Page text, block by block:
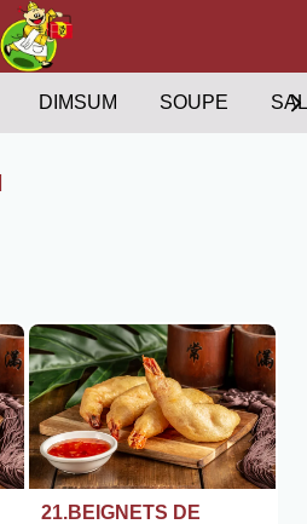
DIMSUM SOUPE
21.BEIGNETS DE